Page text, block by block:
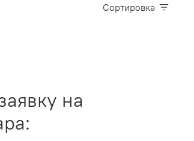
Сортировка
на